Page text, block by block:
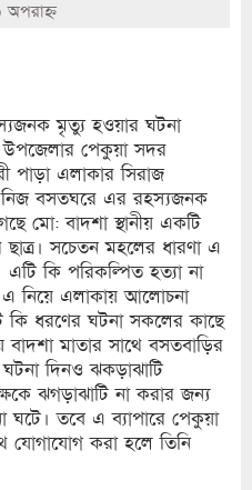
মৃত্যু হওয়ার ঘটনা
উপজেলার পেকুয়া সদর
পাড়া এলাকার সিরাজ
বসতঘরে এর রহস্যজনক
মো: বাদশা স্থানীয় একটি
ছাত্র। সচেতন মহলের ধারণা এ
এটি কি পরিকল্পিত হত্যা না
নিয়ে এলাকায় আলোচনা
ধরণের ঘটনা সকলের কাছে
বাদশা মাতার সাথে বসতবাড়ির
ঘটনা দিনও ঝকড়াঝাটি
ঝগড়াঝাটি না করার জন্য
ঘটে। তবে এ ব্যাপারে পেকুয়া
যোগাযোগ করা হলে তিনি